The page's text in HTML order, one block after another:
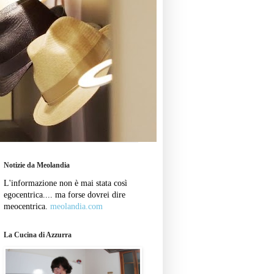
Notizie da Meolandia
L'informazione non è mai stata così
egocentrica.... ma forse dovrei dire
meocentrica. meolandia.com
La Cucina di Azzurra